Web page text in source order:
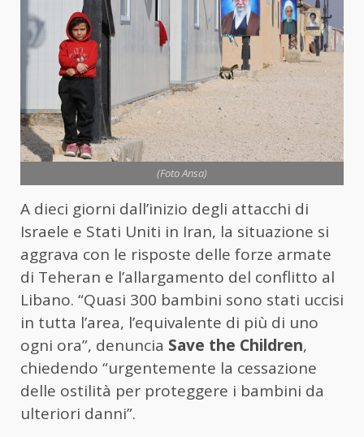
(Foto Ansa)
A dieci giorni dall’inizio degli attacchi di
Israele e Stati Uniti in Iran, la situazione si
aggrava con le risposte delle forze armate
di Teheran e l’allargamento del conflitto al
Libano. “Quasi 300 bambini sono stati uccisi
in tutta l’area, l’equivalente di più di uno
ogni ora”, denuncia Save the Children,
chiedendo “urgentemente la cessazione
delle ostilità per proteggere i bambini da
ulteriori danni”.